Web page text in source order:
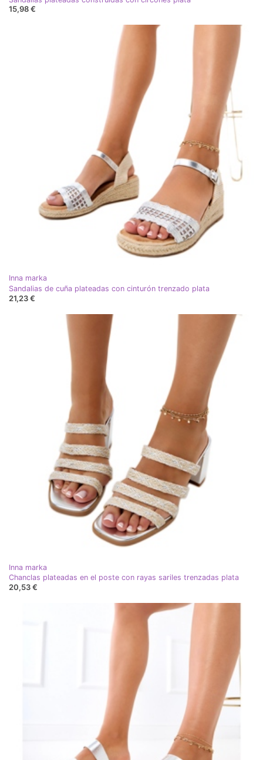
15,98 €
Inna marka
Sandalias de cuña plateadas con cinturón trenzado plata
21,23 €
Inna marka
Chanclas plateadas en el poste con rayas sariles trenzadas plata
20,53 €